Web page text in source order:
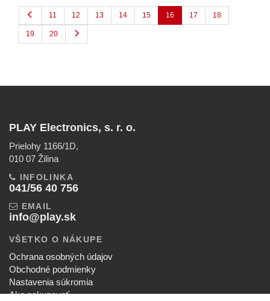
11 12 13 14 15 16 17 18
19 20
PLAY Electronics, s. r. o.
Prielohy 1166/1D,
010 07 Žilina
INFOLINKA
041/56 40 756
EMAIL
info@play.sk
VŠETKO O NÁKUPE
Ochrana osobných údajov
Obchodné podmienky
Nastavenia súkromia
Ako nakupovať